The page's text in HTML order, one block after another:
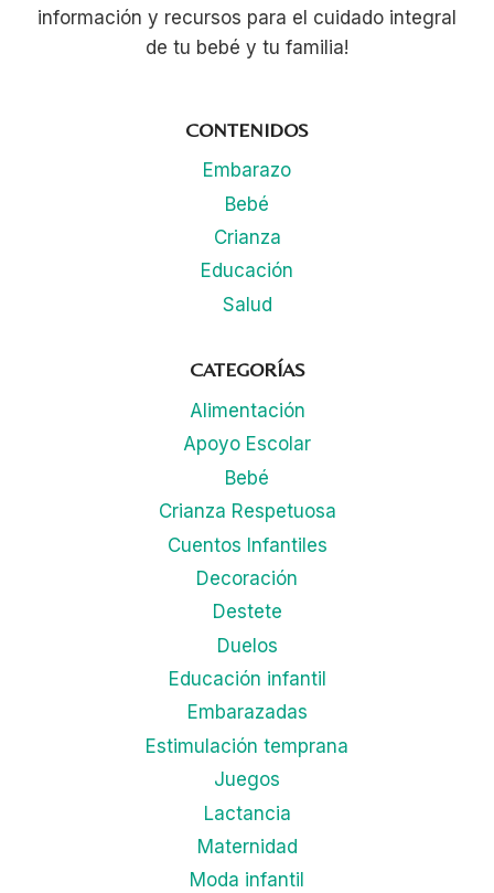
información y recursos para el cuidado integral
de tu bebé y tu familia!
CONTENIDOS
Embarazo
Bebé
Crianza
Educación
Salud
CATEGORÍAS
Alimentación
Apoyo Escolar
Bebé
Crianza Respetuosa
Cuentos Infantiles
Decoración
Destete
Duelos
Educación infantil
Embarazadas
Estimulación temprana
Juegos
Lactancia
Maternidad
Moda infantil